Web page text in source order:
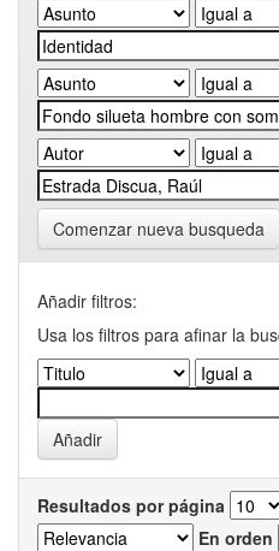
Comenzar nueva busqueda
Añadir filtros:
Usa los filtros para afinar la
Resultados por página
En orden